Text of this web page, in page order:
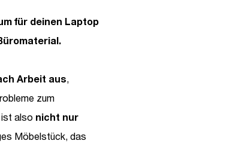
für deinen Laptop
Arbeit aus,
zum
also nicht nur
Möbelstück, das